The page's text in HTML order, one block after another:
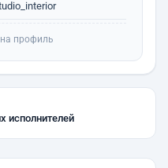
профиль
исполнителей